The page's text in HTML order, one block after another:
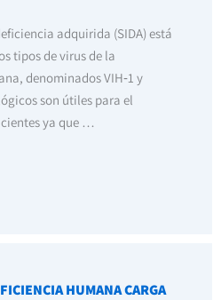
adquirida (SIDA) está
tipos de virus de la
denominados VIH‑1 y
son útiles para el
ya que …
HUMANA CARGA